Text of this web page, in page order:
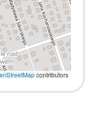
contributors